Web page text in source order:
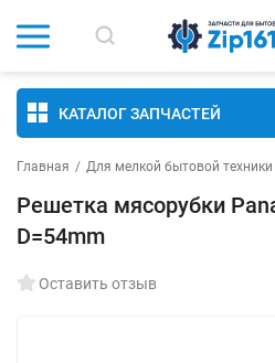
КАТАЛОГ ЗАПЧАСТЕЙ
Главная / Для мелкой бытовой техники
Решетка мясорубки
D=54mm
Оставить отзыв